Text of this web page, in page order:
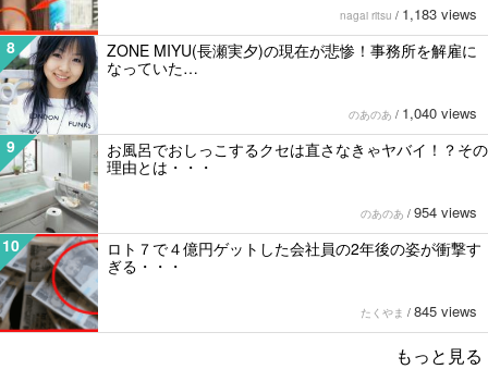
nagai ritsu / 1,183 views
8
ZONE MIYU(長瀬実夕)の現在が悲惨！事務所を解雇に
なっていた…
のあのあ / 1,040 views
9
お風呂でおしっこするクセは直さなきゃヤバイ！？その
理由とは・・・
のあのあ / 954 views
10
ロト７で４億円ゲットした会社員の2年後の姿が衝撃す
ぎる・・・
たくやま / 845 views
もっと見る